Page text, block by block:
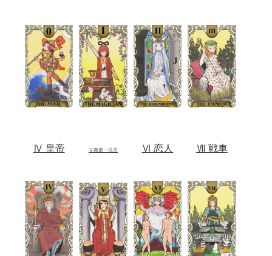
Ⅳ 皇帝 Ⅴ教皇・法王 Ⅵ 恋人 Ⅶ 戦車